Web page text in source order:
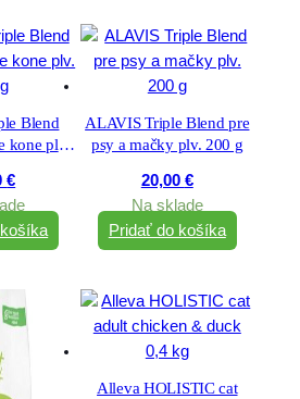
Blend
kone plv.
€
ALAVIS Triple Blend pre
psy a mačky plv. 200 g
20,00 €
Na sklade
Pridať do košíka
Alleva HOLISTIC cat